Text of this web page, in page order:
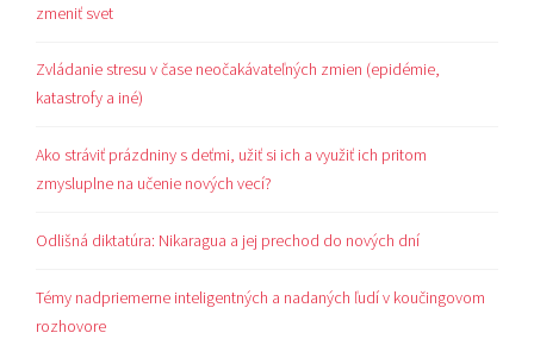
zmeniť svet
Zvládanie stresu v čase neočakávateľných zmien (epidémie,
katastrofy a iné)
Ako stráviť prázdniny s deťmi, užiť si ich a využiť ich pritom
zmysluplne na učenie nových vecí?
Odlišná diktatúra: Nikaragua a jej prechod do nových dní
Témy nadpriemerne inteligentných a nadaných ľudí v koučingovom
rozhovore